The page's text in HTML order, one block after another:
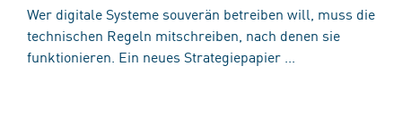
Wer digitale Systeme souverän betreiben will, muss die
technischen Regeln mitschreiben, nach denen sie
funktionieren. Ein neues Strategiepapier ...